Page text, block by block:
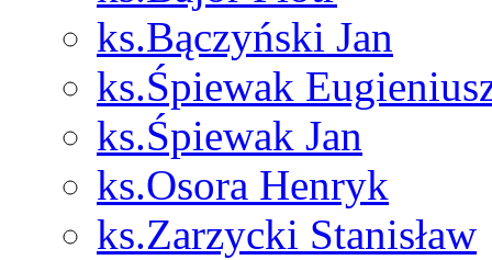
ks.Bączyński Jan
ks.Śpiewak
ks.Śpiewak Jan
ks.Osora Henryk
ks.Zarzycki Stanisław